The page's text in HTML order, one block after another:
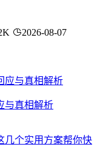
2026-08-07
与真相解析